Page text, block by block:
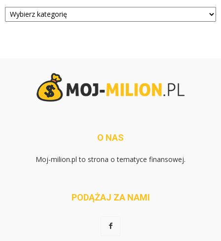
Kategorie
O NAS
Moj-milion.pl to strona o tematyce finansowej.
PODĄŻAJ ZA NAMI